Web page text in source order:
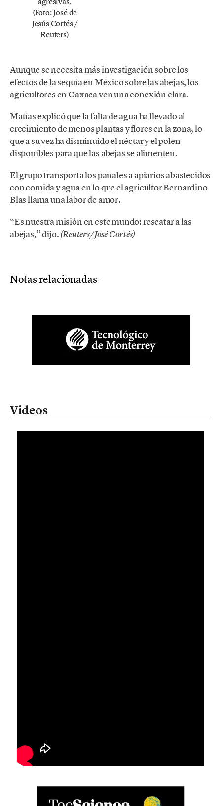
(Foto: José de
Jesús Cortés /
Reuters)
Aunque se necesita más investigación sobre los
efectos de la sequía en México sobre las abejas, los
agricultores en Oaxaca ven una conexión clara.
Matías explicó que la falta de agua ha llevado al
crecimiento de menos plantas y flores en la zona, lo
que a su vez ha disminuido el néctar y el polen
disponibles para que las abejas se alimenten.
El grupo transporta los panales a apiarios abastecidos
con comida y agua en lo que el agricultor Bernardino
Blas llama una labor de amor.
“Es nuestra misión en este mundo: rescatar a las
abejas,” dijo.(Reuters/José Cortés)
Notas relacionadas
Videos